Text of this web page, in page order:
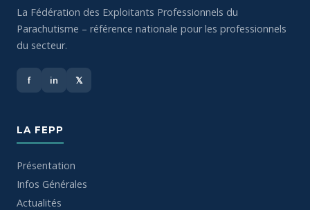
La Fédération des Exploitants Professionnels du
Parachutisme – référence nationale pour les professionnels
du secteur.
f in 𝕏
LA FEPP
Présentation
Infos Générales
Actualités